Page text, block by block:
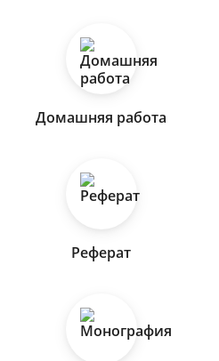
Домашняя работа
Реферат